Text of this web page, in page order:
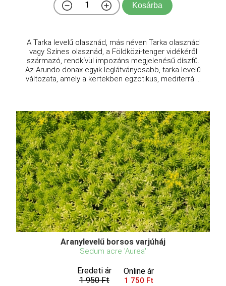
Kosárba
A Tarka levelű olasznád, más néven Tarka olasznád
vagy Színes olasznád, a Földközi-tenger vidékéről
származó, rendkívül impozáns megjelenésű díszfű.
Az Arundo donax egyik leglátványosabb, tarka levelű
változata, amely a kertekben egzotikus, mediterrá ...
Aranylevelű borsos varjúháj
Sedum acre 'Aurea'
Eredeti ár
1 950 Ft
Online ár
1 750 Ft